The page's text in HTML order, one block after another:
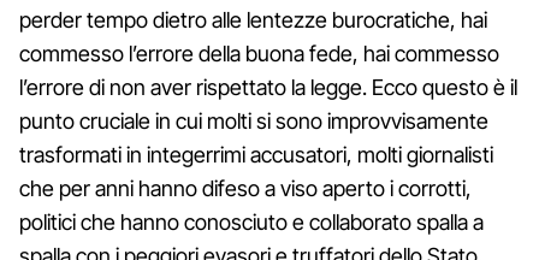
perder tempo dietro alle lentezze burocratiche, hai
commesso l’errore della buona fede, hai commesso
l’errore di non aver rispettato la legge. Ecco questo è il
punto cruciale in cui molti si sono improvvisamente
trasformati in integerrimi accusatori, molti giornalisti
che per anni hanno difeso a viso aperto i corrotti,
politici che hanno conosciuto e collaborato spalla a